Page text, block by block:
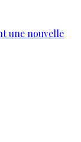
une nouvelle